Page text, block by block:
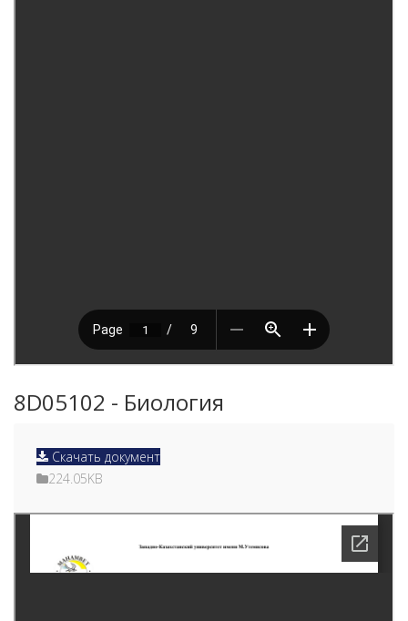
8D05102 - Биология
Скачать документ
224.05KB